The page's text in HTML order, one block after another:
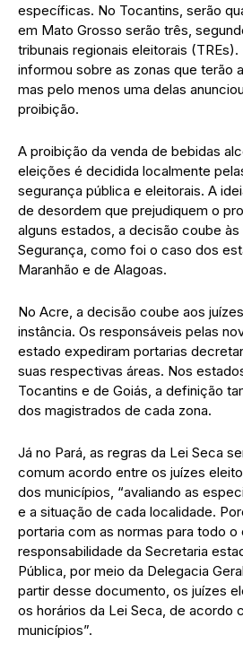
específicas. No Tocantins, serão
em Mato Grosso serão três,
tribunais regionais eleitorais (TREs).
informou sobre as zonas que terão
mas pelo menos uma delas
proibição.
A proibição da venda de bebidas
eleições é decidida localmente
segurança pública e eleitorais. A
de desordem que prejudiquem o
alguns estados, a decisão coube
Segurança, como foi o caso dos
Maranhão e de Alagoas.
No Acre, a decisão coube aos
instância. Os responsáveis pelas
estado expediram portarias
suas respectivas áreas. Nos
Tocantins e de Goiás, a definição
dos magistrados de cada zona.
Já no Pará, as regras da Lei Seca
comum acordo entre os juízes
dos municípios, “avaliando as
e a situação de cada localidade.
portaria com as normas para todo o
responsabilidade da Secretaria
Pública, por meio da Delegacia
partir desse documento, os juízes
os horários da Lei Seca, de acordo
municípios”.